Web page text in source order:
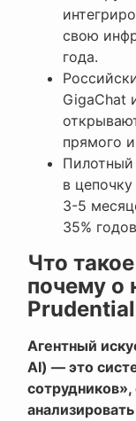
свою
года.
GigaChat
прямого
в
3-5
35%
Что
почему о
Агентный
AI) — это